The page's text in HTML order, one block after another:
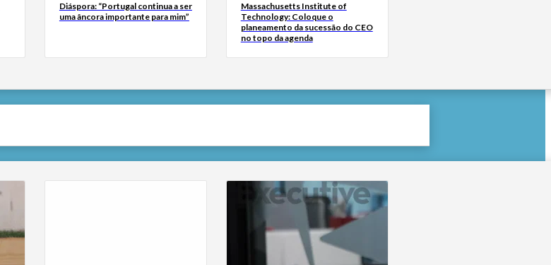
Diáspora: “Portugal continua a ser
uma âncora importante para mim”
Massachusetts Institute of
Technology: Coloque o
planeamento da sucessão do CEO
no topo da agenda